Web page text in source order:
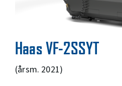
Haas VF-2SSYT
(årsm. 2021)